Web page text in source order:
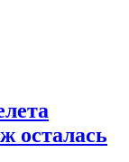
осталась